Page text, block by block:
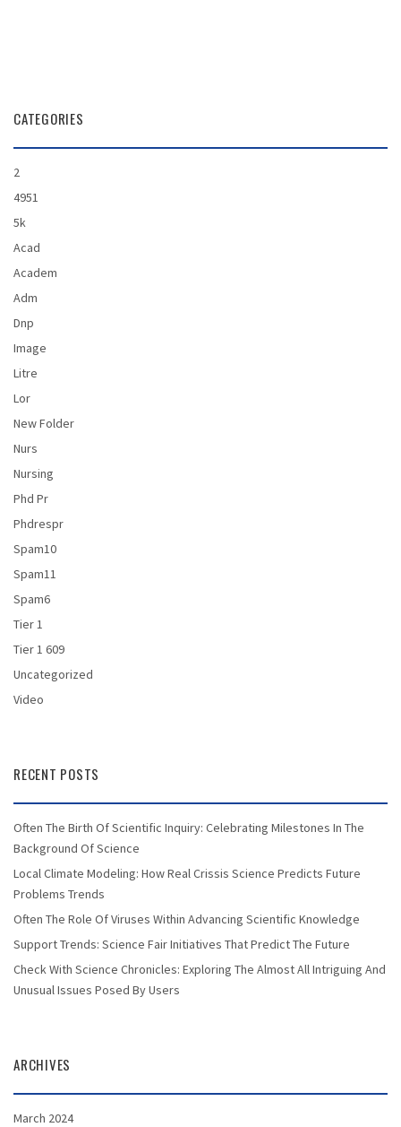
CATEGORIES
2
4951
5k
Acad
Academ
Adm
Dnp
Image
Litre
Lor
New Folder
Nurs
Nursing
Phd Pr
Phdrespr
Spam10
Spam11
Spam6
Tier 1
Tier 1 609
Uncategorized
Video
RECENT POSTS
Often The Birth Of Scientific Inquiry: Celebrating Milestones In The
Background Of Science
Local Climate Modeling: How Real Crissis Science Predicts Future
Problems Trends
Often The Role Of Viruses Within Advancing Scientific Knowledge
Support Trends: Science Fair Initiatives That Predict The Future
Check With Science Chronicles: Exploring The Almost All Intriguing And
Unusual Issues Posed By Users
ARCHIVES
March 2024